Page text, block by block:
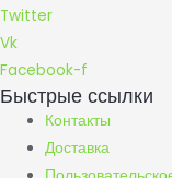
Twitter
Vk
Facebook-f
Быстрые ссылки
Контакты
Доставка